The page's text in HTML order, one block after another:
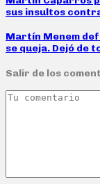
sus insultos
Martín Menem
se queja. Dejó de
Salir de los